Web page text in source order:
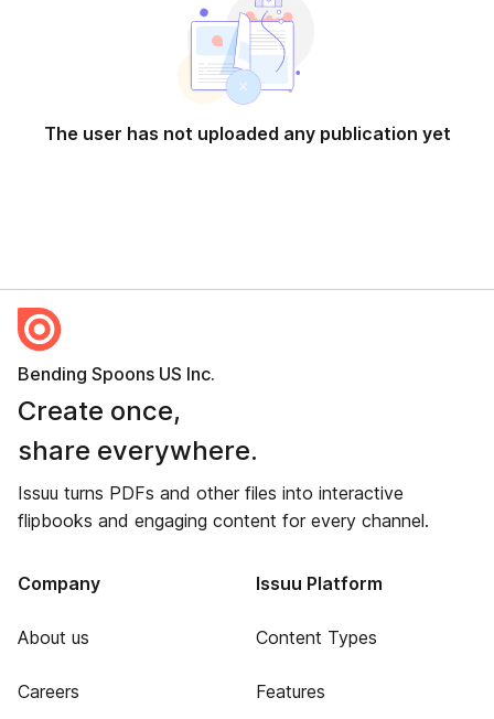
The user has not uploaded any publication yet
Bending Spoons US Inc.
Create once,
share everywhere.
Issuu turns PDFs and other files into interactive
flipbooks and engaging content for every channel.
Company
About us
Careers
Issuu Platform
Content Types
Features